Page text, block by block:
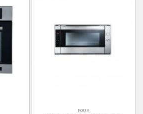
FOUR